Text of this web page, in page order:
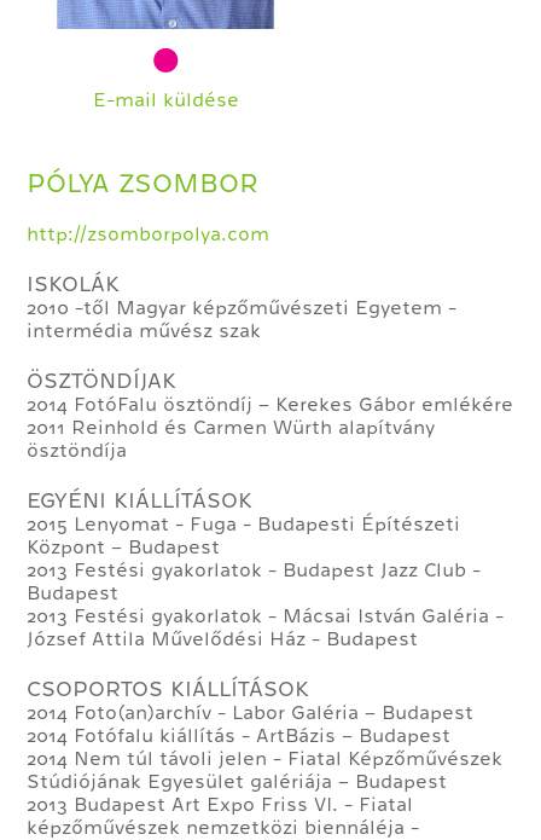
E-mail küldése
PÓLYA ZSOMBOR
http://zsomborpolya.com
ISKOLÁK
2010 -től Magyar képzőművészeti Egyetem -
intermédia művész szak
ÖSZTÖNDÍJAK
2014 FotóFalu ösztöndíj – Kerekes Gábor emlékére
2011 Reinhold és Carmen Würth alapítvány
ösztöndíja
EGYÉNI KIÁLLÍTÁSOK
2015 Lenyomat - Fuga - Budapesti Építészeti
Központ – Budapest
2013 Festési gyakorlatok - Budapest Jazz Club -
Budapest
2013 Festési gyakorlatok - Mácsai István Galéria -
József Attila Művelődési Ház - Budapest
CSOPORTOS KIÁLLÍTÁSOK
2014 Foto(an)archív - Labor Galéria – Budapest
2014 Fotófalu kiállítás - ArtBázis – Budapest
2014 Nem túl távoli jelen - Fiatal Képzőművészek
Stúdiójának Egyesület galériája – Budapest
2013 Budapest Art Expo Friss VI. - Fiatal
képzőművészek nemzetközi biennáléja -